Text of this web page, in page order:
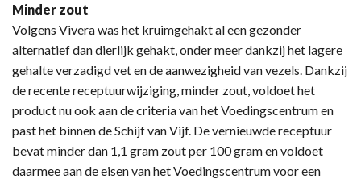
Minder zout
Volgens Vivera was het kruimgehakt al een gezonder
alternatief dan dierlijk gehakt, onder meer dankzij het lagere
gehalte verzadigd vet en de aanwezigheid van vezels. Dankzij
de recente receptuurwijziging, minder zout, voldoet het
product nu ook aan de criteria van het Voedingscentrum en
past het binnen de Schijf van Vijf. De vernieuwde receptuur
bevat minder dan 1,1 gram zout per 100 gram en voldoet
daarmee aan de eisen van het Voedingscentrum voor een